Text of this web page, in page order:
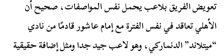
تعويض الفريق بلاعب يحمل نفس المواصفات، صحيح أن
الأهلي تعاقد في نفس الفترة مع إمام عاشور قادمًا من نادي
“ميتلاند” الدنماركي، وهو لاعب جيد جدا ومثل إضافة حقيقية